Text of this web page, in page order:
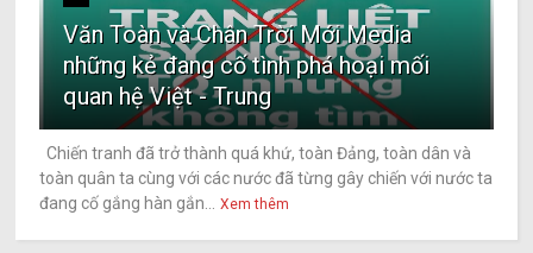
Văn Toàn và Chân Trời Mới Media
những kẻ đang cố tình phá hoại mối
quan hệ Việt - Trung
Chiến tranh đã trở thành quá khứ, toàn Đảng, toàn dân và
toàn quân ta cùng với các nước đã từng gây chiến với nước ta
đang cố gắng hàn gắn...
Xem thêm